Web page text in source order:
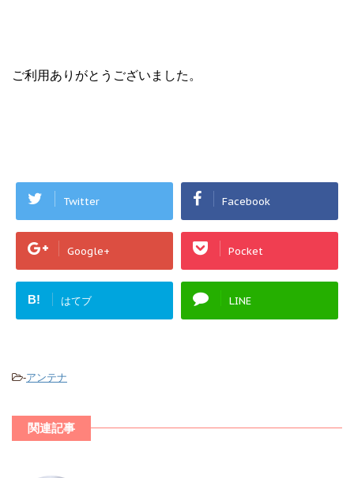
ご利用ありがとうございました。
Twitter Facebook
Google+ Pocket
B! はてブ LINE
-アンテナ
関連記事